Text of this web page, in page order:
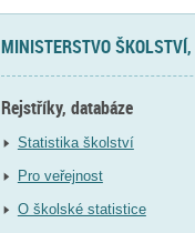
MINISTERSTVO
Rejstříky, databáze
Statistika školství
Pro veřejnost
O školské statistice